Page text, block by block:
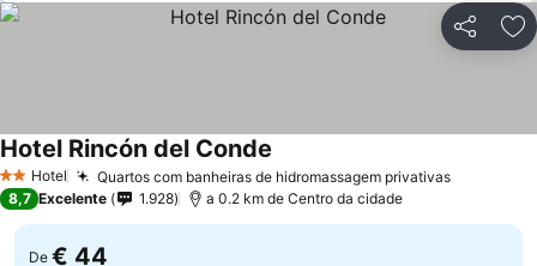
Partilhar
2 Estrelas
Hotel Quartos com banheiras de hidromassagem privativasVer
Hotel Rincón del Conde
8,7 Excelente 1.928 a 0.2 km de Centro da cidade
De € 44